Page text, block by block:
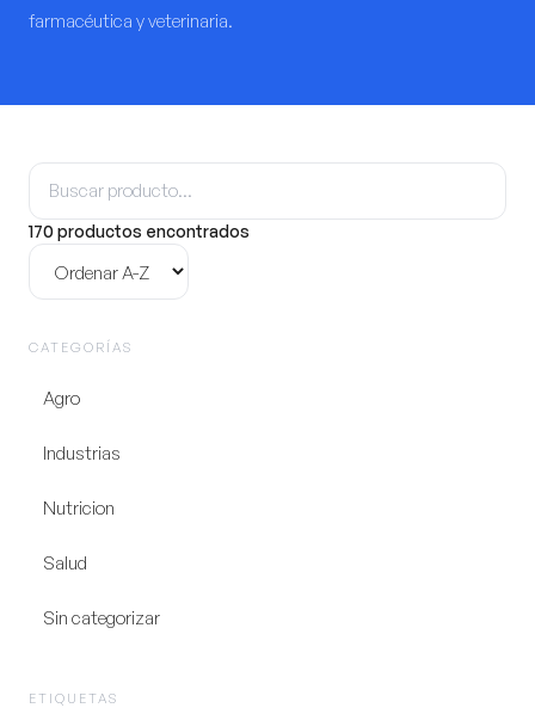
farmacéutica y veterinaria.
Buscar
producto
170 productos encontrados
Ordenar
CATEGORÍAS
Agro
Industrias
Nutricion
Salud
Sin categorizar
ETIQUETAS